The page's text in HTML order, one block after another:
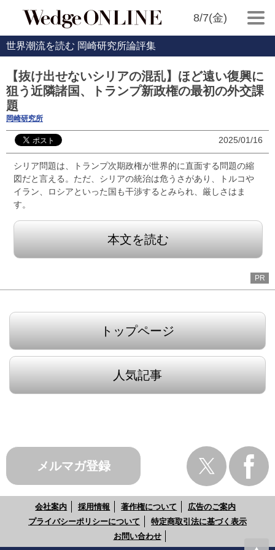
8/7(金)
世界潮流を読む 岡崎研究所論評集
【抜け出せないシリアの混乱】ほど遠い復興に
狙う近隣諸国、トランプ新政権の最初の外交課
題
岡崎研究所
2025/01/16
シリア問題は、トランプ次期政権が世界的に直面する問題の縮
図だと言える。ただ、シリアの統治は危うさがあり、トルコや
イラン、ロシアといった国も干渉するとみられ、厳しさはま
す。
本文を読む
PR
トップページ
人気記事
メルマガ登録
会社案内 採用情報 著作権について
広告のご案内
プライバシーポリシーについて
特定商取引法に基づく表示
お問い合わせ